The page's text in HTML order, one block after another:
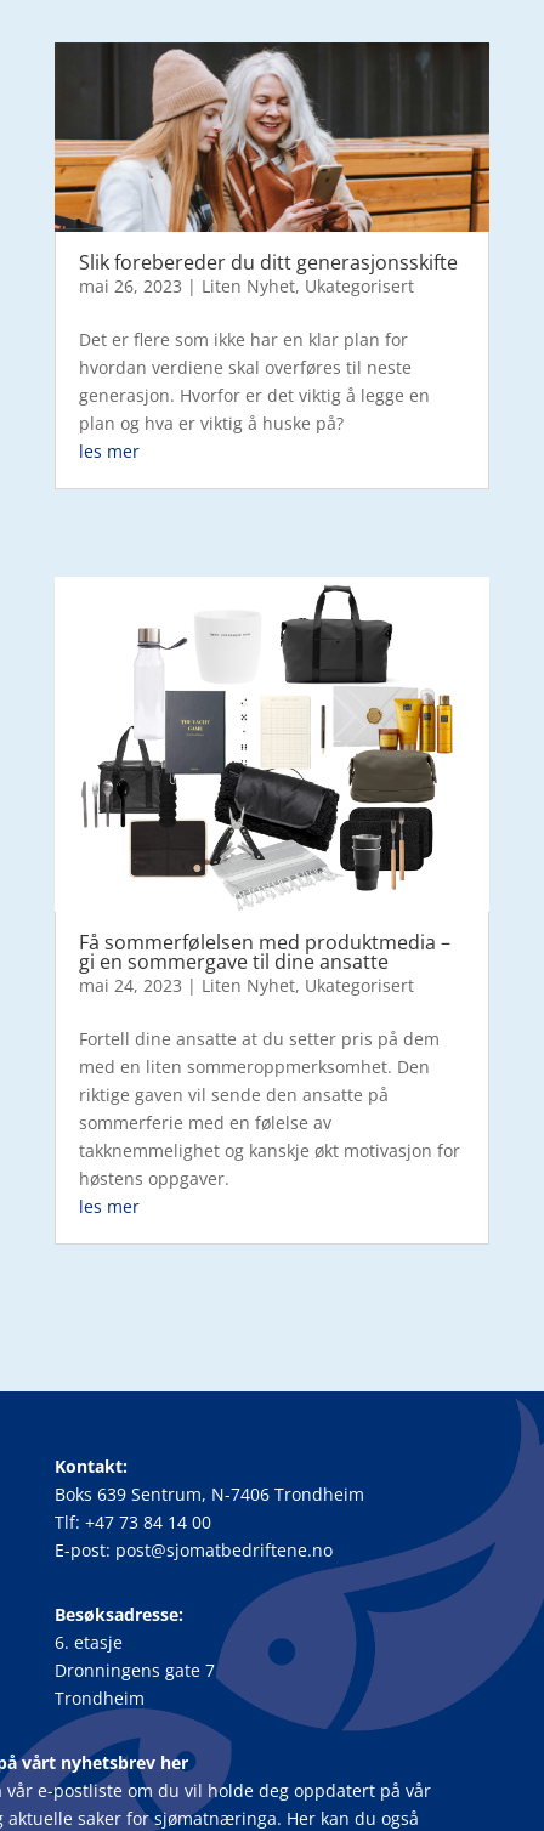
Slik forebereder du ditt generasjonsskifte
mai 26, 2023 | Liten Nyhet, Ukategorisert
Det er flere som ikke har en klar plan for
hvordan verdiene skal overføres til neste
generasjon. Hvorfor er det viktig å legge en
plan og hva er viktig å huske på?
les mer
Få sommerfølelsen med produktmedia –
gi en sommergave til dine ansatte
mai 24, 2023 | Liten Nyhet, Ukategorisert
Fortell dine ansatte at du setter pris på dem
med en liten sommeroppmerksomhet. Den
riktige gaven vil sende den ansatte på
sommerferie med en følelse av
takknemmelighet og kanskje økt motivasjon for
høstens oppgaver.
les mer
Kontakt:
Boks 639 Sentrum, N-7406 Trondheim
Tlf: +47 73 84 14 00
E-post: post@sjomatbedriftene.no
Besøksadresse:
6. etasje
Dronningens gate 7
Trondheim
vårt nyhetsbrev her
vår e-postliste om du vil holde deg oppdatert på vår
aktuelle saker for sjømatnæringa. Her kan du også